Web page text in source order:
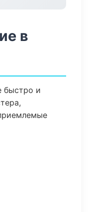
в
быстро и